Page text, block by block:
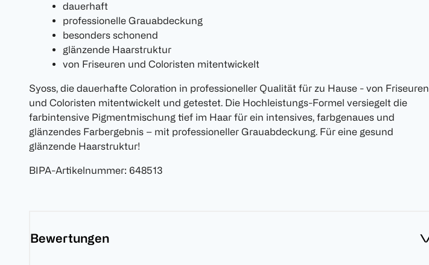
dauerhaft
professionelle Grauabdeckung
besonders schonend
glänzende Haarstruktur
von Friseuren und Coloristen mitentwickelt
Syoss, die dauerhafte Coloration in professioneller Qualität für zu Hause - von Friseuren
und Coloristen mitentwickelt und getestet. Die Hochleistungs-Formel versiegelt die
farbintensive Pigmentmischung tief im Haar für ein intensives, farbgenaues und
glänzendes Farbergebnis – mit professioneller Grauabdeckung. Für eine gesund
glänzende Haarstruktur!
BIPA-Artikelnummer: 648513
Bewertungen